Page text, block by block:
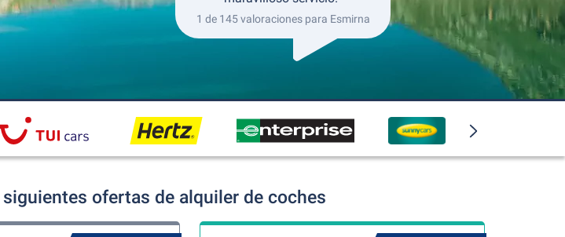
1 de 145 valoraciones para Esmirna
ofertas de alquiler de coches